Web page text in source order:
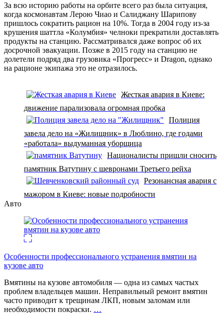
За всю историю работы на орбите всего раз была ситуация,
когда космонавтам Лерою Чиао и Салиджану Шарипову
пришлось сократить рацион на 10%. Тогда в 2004 году из-за
крушения шаттла «Колумбия» челноки прекратили доставлять
продукты на станцию. Рассматривался даже вопрос об их
досрочной эвакуации. Позже в 2015 году на станцию не
долетели подряд два грузовика «Прогресс» и Dragon, однако
на рационе экипажа это не отразилось.
Жесткая авария в Киеве:
движение парализовала огромная пробка
Полиция
завела дело на «Жилищник» в Люблино, где годами
«работала» выдуманная уборщица
Националисты пришли сносить
памятник Ватутину с шевронами Третьего рейха
Резонансная авария с
мажором в Киеве: новые подробности
Авто
Особенности профессионального устранения вмятин на
кузове авто
Вмятины на кузове автомобиля — одна из самых частых
проблем владельцев машин. Неправильный ремонт вмятин
часто приводит к трещинам ЛКП, новым заломам или
необходимости покраски. …